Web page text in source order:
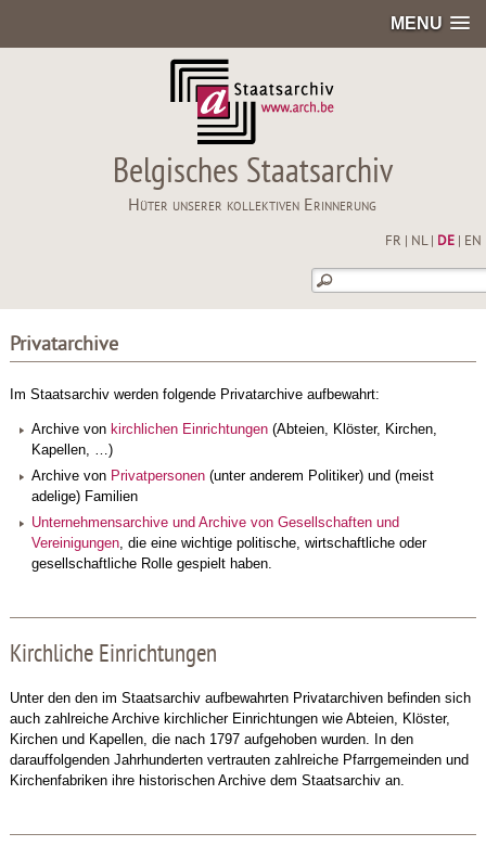
MENU
Belgisches Staatsarchiv
Hüter unserer kollektiven Erinnerung
FR NL| DE| EN
Privatarchive
Im Staatsarchiv werden folgende Privatarchive aufbewahrt:
Archive von kirchlichen Einrichtungen(Abteien, Klöster, Kirchen,
Kapellen, …)
Archive von Privatpersonen(unter anderem Politiker) und (meist
adelige) Familien
Unternehmensarchive und Archive von Gesellschaften und
Vereinigungen, die eine wichtige politische, wirtschaftliche oder
gesellschaftliche Rolle gespielt haben.
Kirchliche Einrichtungen
Unter den den im Staatsarchiv aufbewahrten Privatarchiven befinden sich
auch zahlreiche Archive kirchlicher Einrichtungen wie Abteien, Klöster,
Kirchen und Kapellen, die nach 1797 aufgehoben wurden. In den
darauffolgenden Jahrhunderten vertrauten zahlreiche Pfarrgemeinden und
Kirchenfabriken ihre historischen Archive dem Staatsarchiv an.